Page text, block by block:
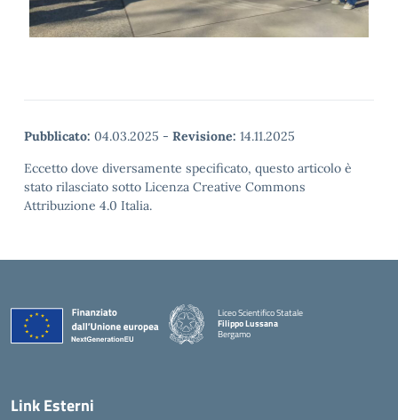
Pubblicato: 04.03.2025 - Revisione: 14.11.2025
Eccetto dove diversamente specificato, questo articolo è
stato rilasciato sotto Licenza Creative Commons
Attribuzione 4.0 Italia.
Liceo Scientifico Statale
Filippo Lussana
Bergamo
— Visita la pagina iniziale della scuola
Link Esterni